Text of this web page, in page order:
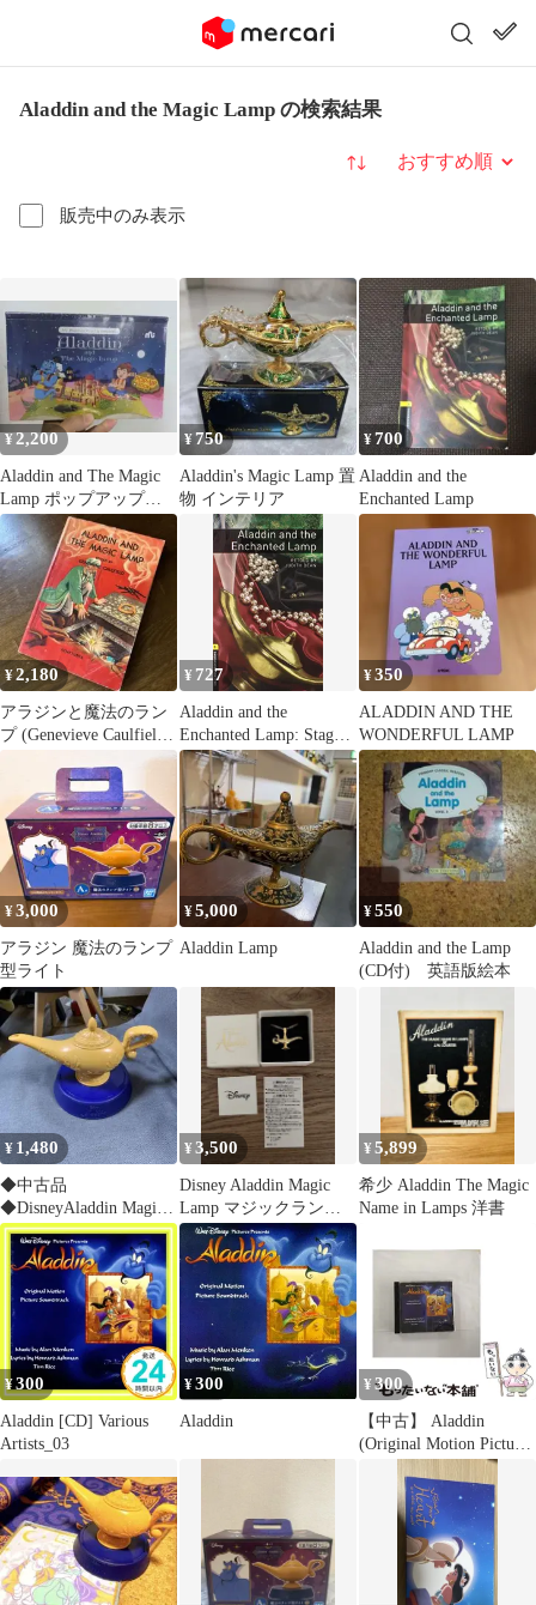
Aladdin and the Magic Lamp の検索結果
販売中のみ表示
並び替え
¥2,200
Aladdin and The Magic
Lamp ポップアップ絵
本
¥750
Aladdin's Magic Lamp 置
物 インテリア
¥700
Aladdin and the
Enchanted Lamp
¥2,180
アラジンと魔法のラン
プ (Genevieve Caulfield)
¥ 727
Aladdin and the
Enchanted Lamp: Stage 1
(Bookworms Series)
¥350
ALADDIN AND THE
WONDERFUL LAMP
¥3,000
アラジン 魔法のランプ
型ライト
¥5,000
Aladdin Lamp
¥550
Aladdin and the Lamp
(CD付) 英語版絵本
¥ 1,480
◆中古品
◆DisneyAladdin Magic
Lamp 本体 13-1319
¥3,500
Disney Aladdin Magic
Lamp マジックラン
プ ネックレス
¥5,899
希少 Aladdin The Magic
Name in Lamps 洋書
¥300
Aladdin [CD] Various
Artists_03
¥300
Aladdin
¥ 300
【中古】 Aladdin
(Original Motion Picture
Soundtrack) [import] /
Alan Menken、Howard
Ashman、Tim Rice /
Walt Disney Records